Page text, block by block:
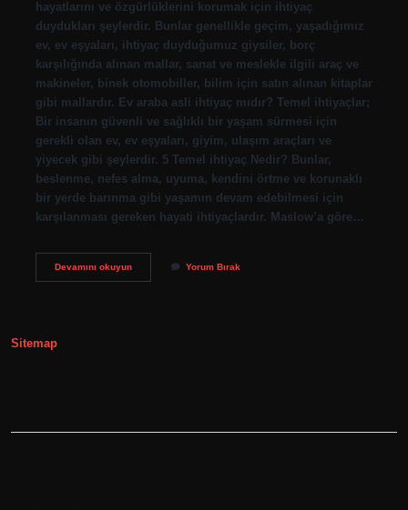
hayatlarını ve özgürlüklerini korumak için ihtiyaç
duydukları şeylerdir. Bunlar genellikle geçim, yaşadığımız
ev, ev eşyaları, ihtiyaç duyduğumuz giysiler, borç
karşılığında alınan mallar, sanat ve meslekle ilgili araç ve
makineler, binek otomobiller, bilim için satın alınan kitaplar
gibi mallardır. Ev araba asli ihtiyaç mıdır? Temel ihtiyaçlar;
Bir insanın güvenli ve sağlıklı bir yaşam sürmesi için
gerekli olan ev, ev eşyaları, giyim, ulaşım araçları ve
yiyecek gibi şeylerdir. 5 Temel ihtiyaç Nedir? Bunlar,
beslenme, nefes alma, uyuma, kendini örtme ve korunaklı
bir yerde barınma gibi yaşamın devam edebilmesi için
karşılanması gereken hayati ihtiyaçlardır. Maslow’a göre…
Devamını okuyunAsli
Yorum Bırak
Sitemap